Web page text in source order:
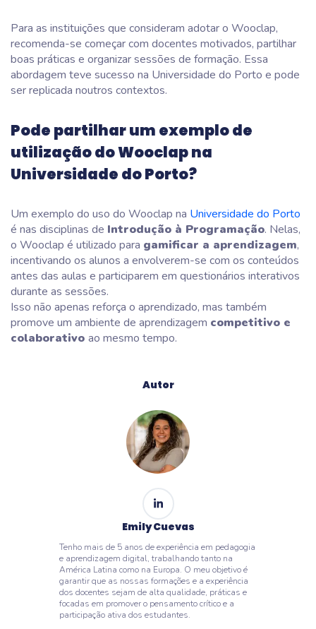
Para as instituições que consideram adotar o Wooclap,
recomenda-se começar com docentes motivados, partilhar
boas práticas e organizar sessões de formação. Essa
abordagem teve sucesso na Universidade do Porto e pode
ser replicada noutros contextos.
Pode partilhar um exemplo de
utilização do Wooclap na
Universidade do Porto?
Um exemplo do uso do Wooclap na Universidade do Porto
é nas disciplinas de Introdução à Programação. Nelas,
o Wooclap é utilizado para gamificar a aprendizagem,
incentivando os alunos a envolverem-se com os conteúdos
antes das aulas e participarem em questionários interativos
durante as sessões.
Isso não apenas reforça o aprendizado, mas também
promove um ambiente de aprendizagem competitivo e
colaborativo ao mesmo tempo.
Autor
Emily Cuevas
Tenho mais de 5 anos de experiência em pedagogia
e aprendizagem digital, trabalhando tanto na
América Latina como na Europa. O meu objetivo é
garantir que as nossas formações e a experiência
dos docentes sejam de alta qualidade, práticas e
focadas em promover o pensamento crítico e a
participação ativa dos estudantes.